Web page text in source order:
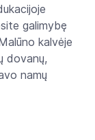
galimybę
kalvėje
dovanų,
namų